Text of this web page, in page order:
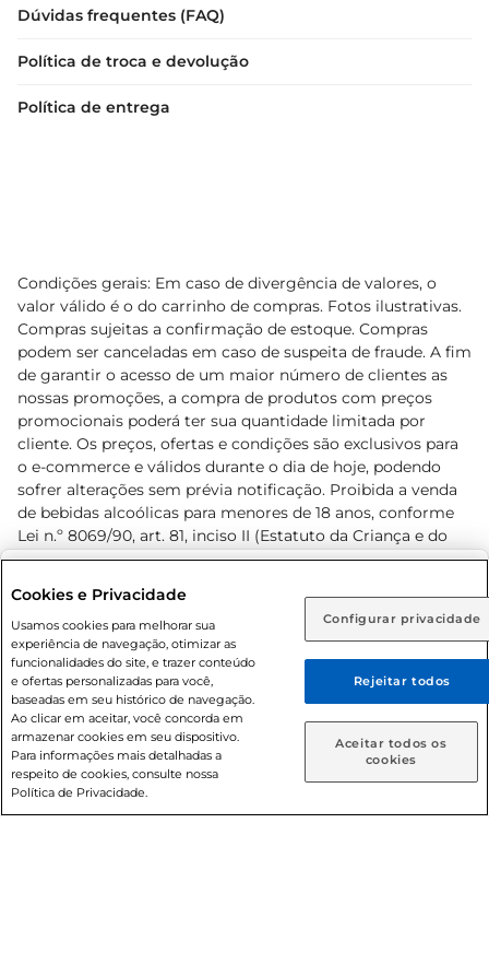
Rio de Janeiro (RJ) Goiás (GO)
Ou
Caso queira comprar online, informe como deseja receber
suas compras:
Entrega em casa Retire em Loja
Dúvidas frequentes (FAQ)
Política de troca e devolução
Política de entrega
Condições gerais: Em caso de divergência de valores, o
valor válido é o do carrinho de compras. Fotos ilustrativas.
Compras sujeitas a confirmação de estoque. Compras
podem ser canceladas em caso de suspeita de fraude. A fim
de garantir o acesso de um maior número de clientes as
nossas promoções, a compra de produtos com preços
promocionais poderá ter sua quantidade limitada por
cliente. Os preços, ofertas e condições são exclusivos para
o e-commerce e válidos durante o dia de hoje, podendo
sofrer alterações sem prévia notificação. Proibida a venda
de bebidas alcoólicas para menores de 18 anos, conforme
Lei n.º 8069/90, art. 81, inciso II (Estatuto da Criança e do
Adolescente). Preços e condições exclusivos para o
prévio. O valor mínimo para as compras on-line é de R$
80,00.
© 2026 Copyright. Todos os direitos
reservados Prezunic.
Cookies e Privacidade
Usamos cookies para melhorar sua
experiência de navegação, otimizar as
funcionalidades do site, e trazer conteúdo
e ofertas personalizadas para você,
baseadas em seu histórico de navegação.
Ao clicar em aceitar, você concorda em
armazenar cookies em seu dispositivo.
Para informações mais detalhadas a
respeito de cookies, consulte nossa
Política de Privacidade.
Configurar privacidade
Rejeitar todos
Aceitar todos os
cookies